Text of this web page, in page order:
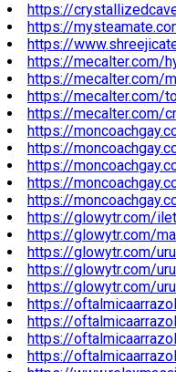
https://
https://
https://
https://mecalter.com/
https://mecalter.com/
https://mecalter.com/
https://mecalter.com/
https://
https://
https://
https://
https://
https://glowytr.com/
https://glowytr.com/
https://glowytr.com/
https://glowytr.com/
https://glowytr.com/
https://
https://
https://
https://